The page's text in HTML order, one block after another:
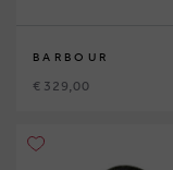
BARBOUR
€ 329,00